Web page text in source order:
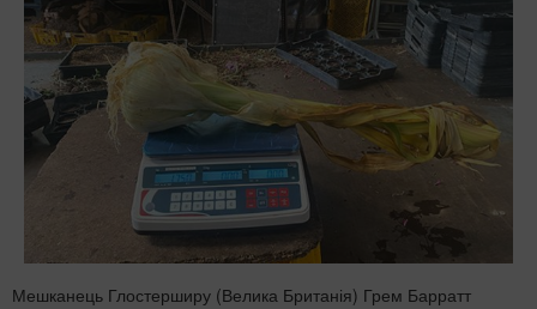
Мешканець Глостерширу (Велика Британія) Грем Барратт